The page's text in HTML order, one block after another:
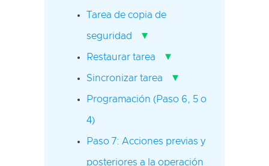
Tarea de copia de
seguridad ▾
Restaurar tarea ▾
Sincronizar tarea ▾
Programación (Paso 6, 5 o
4)
Paso 7: Acciones previas y
posteriores a la operación